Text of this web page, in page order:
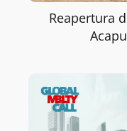
Reapertura